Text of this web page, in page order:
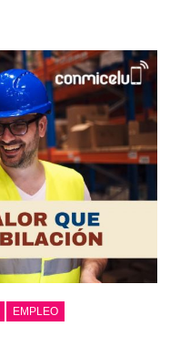
EMPLEO